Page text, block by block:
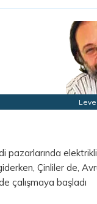
pazarlarında
Çinliler de,
çalışmaya başladı